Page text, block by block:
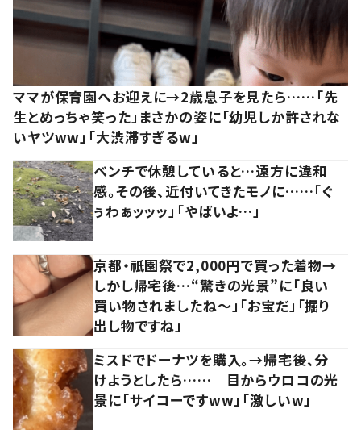
ママが保育園へお迎えに→2歳息子を見たら……「先
生とめっちゃ笑った」まさかの姿に「幼児しか許されな
いヤツww」「大渋滞すぎるw」
ベンチで休憩していると…遠方に違和
感。その後、近付いてきたモノに……「ぐ
ぅわぁッッッ」「やばいよ…」
京都・祇園祭で2,000円で買った着物→
しかし帰宅後…“驚きの光景”に「良い
買い物されましたね～」「お宝だ」「掘り
出し物ですね」
ミスドでドーナツを購入。→帰宅後、分
けようとしたら…… 目からウロコの光
景に「サイコーですww」「激しいw」